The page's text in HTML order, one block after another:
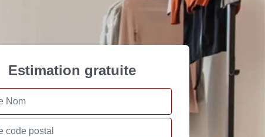
Estimation gratuite